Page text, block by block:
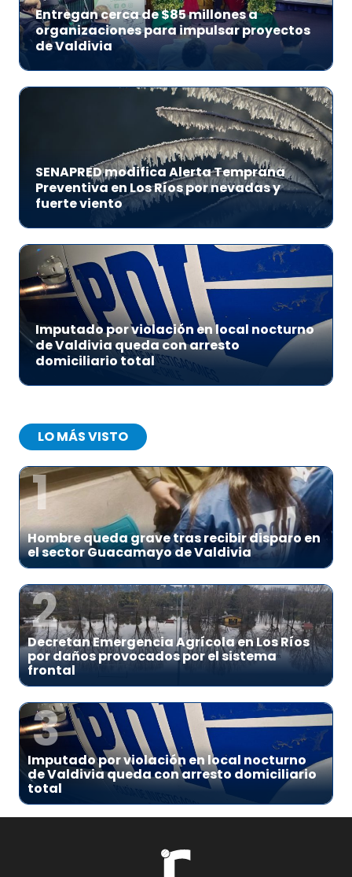
Entregan cerca de $85 millones a
organizaciones para impulsar proyectos
de Valdivia
SENAPRED modifica Alerta Temprana
Preventiva en Los Ríos por nevadas y
fuerte viento
Imputado por violación en local nocturno
de Valdivia queda con arresto
domiciliario total
LO MÁS VISTO
1
Hombre queda grave tras recibir disparo en
el sector Guacamayo de Valdivia
2
Decretan Emergencia Agrícola en Los Ríos
por daños provocados por el sistema
frontal
3
Imputado por violación en local nocturno
de Valdivia queda con arresto domiciliario
total